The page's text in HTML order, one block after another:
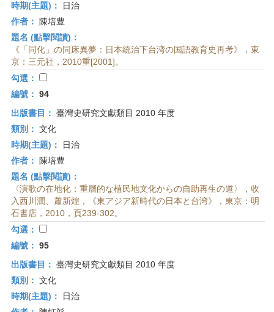
時期(主題)：
日治
作者：
陳培豊
題名 (點擊閱讀)：
《「同化」の同床異夢：日本統治下台湾の国語教育史再考》，東
京：三元社，2010重[2001]。
勾選：
編號： 94
出版書目： 臺灣史研究文獻類目 2010 年度
類別： 文化
時期(主題)：
日治
作者：
陳培豊
題名 (點擊閱讀)：
〈演歌の在地化：重層的な植民地文化からの自助再生の道〉，收
入西川潤、蕭新煌，《東アジア新時代の日本と台湾》，東京：明
石書店，2010，頁239-302。
勾選：
編號： 95
出版書目： 臺灣史研究文獻類目 2010 年度
類別： 文化
時期(主題)：
日治